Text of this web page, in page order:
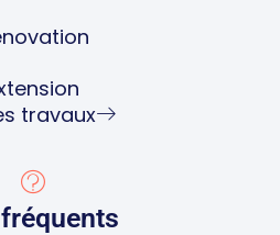
travaux